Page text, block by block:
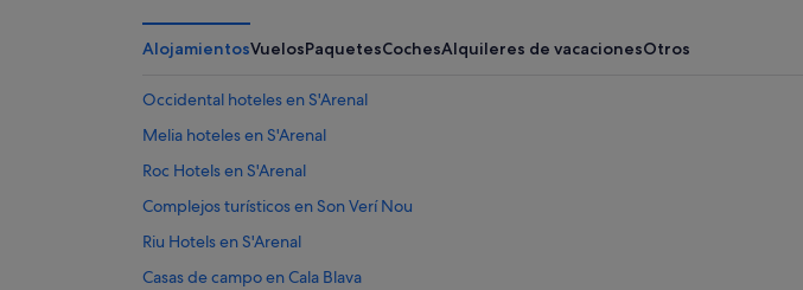
AlojamientosVuelosPaquetesCochesAlquileres de vacacionesOtros
Occidental hoteles en S'Arenal
Melia hoteles en S'Arenal
Roc Hotels en S'Arenal
Complejos turísticos en Son Verí Nou
Riu Hotels en S'Arenal
Casas de campo en Cala Blava